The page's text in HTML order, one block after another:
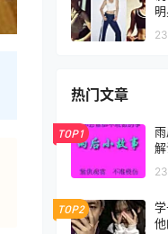
热门文章
TOP1
解
TOP2